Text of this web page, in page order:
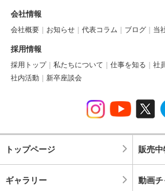
会社情報
会社概要 お知らせ 代表コラム ブログ 当
採用情報
採用トップ 私たちについて 仕事を知る 社
社内活動
新卒座談会
トップページ 販売
ギャラリー 動画